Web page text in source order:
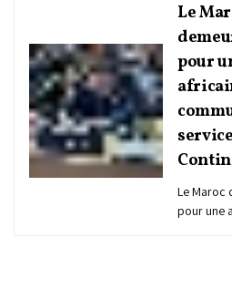
Le
pour
Le Maroc
pour une